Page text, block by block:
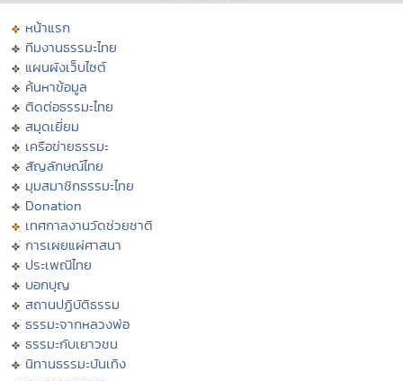
หน้าแรก
ทีมงานธรรมะไทย
แผนผังเว็บไซต์
ค้นหาข้อมูล
ติดต่อธรรมะไทย
สมุดเยี่ยม
เครือข่ายธรรมะ
สัญลักษณ์ไทย
มุมสมาชิกธรรมะไทย
Donation
เทศกาลงานวัดช่วยชาติ
การเผยแผ่ศาสนา
ประเพณีไทย
บอกบุญ
สถานปฏิบัติธรรม
ธรรมะจากหลวงพ่อ
ธรรมะกับเยาวชน
นิทานธรรมะบันเทิง